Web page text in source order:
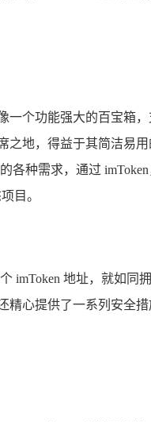
一个功能强大的百宝箱
之地，得益于其简洁
各种需求，通过
目。
imToken 地址，就如
心提供了一系列安全